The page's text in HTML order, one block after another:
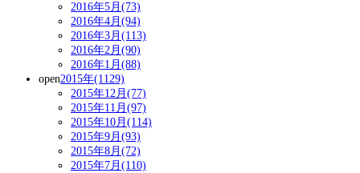
2016年5月(73)
2016年4月(94)
2016年3月(113)
2016年2月(90)
2016年1月(88)
open2015年(1129)
2015年12月(77)
2015年11月(97)
2015年10月(114)
2015年9月(93)
2015年8月(72)
2015年7月(110)